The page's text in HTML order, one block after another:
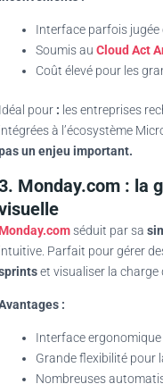
Interface parfois jugée
Soumis au Cloud Act
Coût élevé pour les
pour : les entreprises
à l’écosystème
un enjeu important.
Monday.com : la
séduit par sa
Parfait pour gérer
et visualiser la charge
:
Interface ergonomique
Grande flexibilité pour
Nombreuses